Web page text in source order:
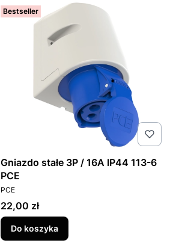
Bestseller
Gniazdo stałe 3P / 16A IP44 113-6
PCE
PRODUCENT
PCE
Cena
22,00 zł
Do koszyka